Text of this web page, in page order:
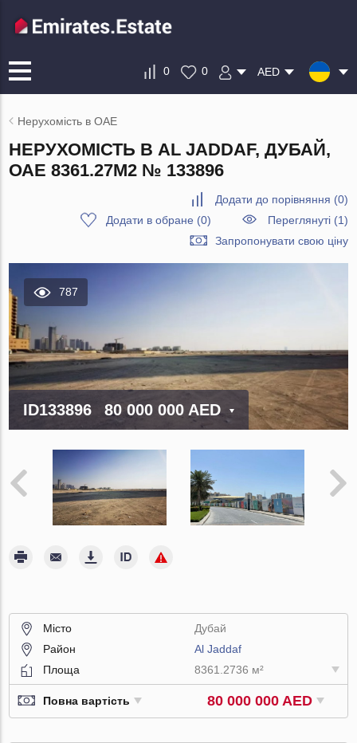
0 0 AED
Нерухомість в ОАЕ
НЕРУХОМІСТЬ В AL JADDAF, ДУБАЙ,
ОАЕ 8361.27М2 № 133896
Додати до порівняння (0)
Додати в обране (0)
Переглянуті (1)
Запропонувати свою ціну
787
ID133896 80 000 000 AED
Місто
Дубай
Район
Al Jaddaf
Площа
8361.2736 м²
Повна вартість 80 000 000 AED